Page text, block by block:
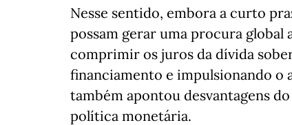
Nesse sentido, embora a curto
possam gerar uma procura global
comprimir os juros da dívida
financiamento e impulsionando o
também apontou desvantagens
política monetária.